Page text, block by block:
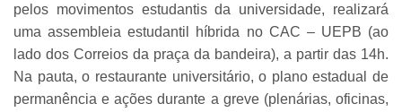
pelos movimentos estudantis da universidade, realizará
uma assembleia estudantil híbrida no CAC – UEPB (ao
lado dos Correios da praça da bandeira), a partir das 14h.
Na pauta, o restaurante universitário, o plano estadual de
permanência e ações durante a greve (plenárias, oficinas,